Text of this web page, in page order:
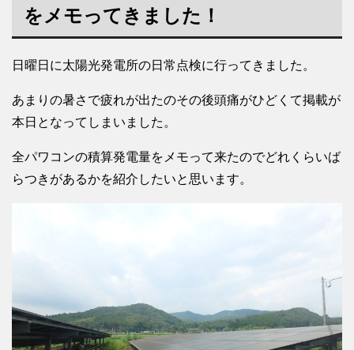
をメモってきました！
日曜日に太陽光発電所の日常点検に行ってきました。
あまりの暑さで疲れが出たのその後頭痛がひどくて掲載が
本日となってしまいました。
全パワコンの積算発電量をメモって来たのでどれくらいば
らつきがあるかを紹介したいと思います。